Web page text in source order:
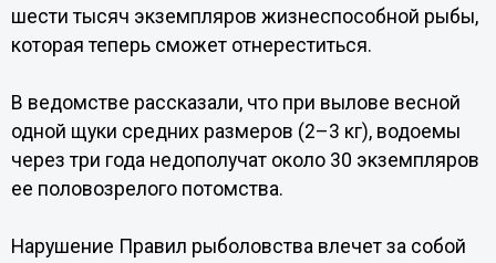
шести тысяч экземпляров жизнеспособной рыбы,
которая теперь сможет отнереститься.
В ведомстве рассказали, что при вылове весной
одной щуки средних размеров (2–3 кг), водоемы
через три года недополучат около 30 экземпляров
ее половозрелого потомства.
Нарушение Правил рыболовства влечет за собой